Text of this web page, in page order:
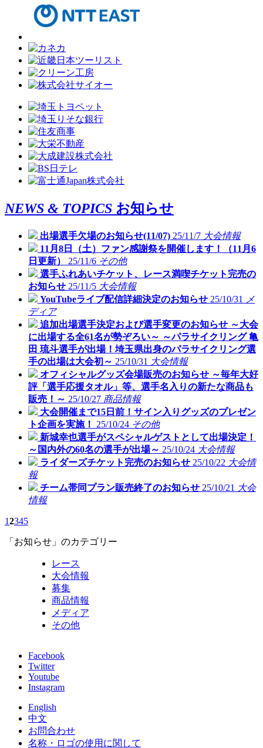
NEWS & TOPICS お知らせ
出場選手欠場のお知らせ(11/07) 25/11/7 大会情報
11月8日（土）ファン感謝祭を開催します！（11月6
日更新）
25/11/6 その他
選手ふれあいチケット、レース満喫チケット完売の
お知らせ 25/11/5 大会情報
YouTubeライブ配信詳細決定のお知らせ 25/10/31
メ
ディア
追加出場選手決定および選手変更のお知らせ ～大会
に出場する全61名が勢ぞろい～ ～パラサイクリング 亀
田 琉斗選手が出場！埼玉県出身のパラサイクリング選
手の出場は大会初～ 25/10/31 大会情報
オフィシャルグッズ会場販売のお知らせ ～毎年大好
評「選手応援タオル」等、選手名入りの新たな商品も
販売！～ 25/10/27 商品情報
大会開催まで15日前！サイン入りグッズのプレゼン
ト企画を実施！
25/10/24 その他
新城幸也選手がスペシャルゲストとして出場決定！
～国内外の60名の選手が出場～ 25/10/24 大会情報
ライダーズチケット完売のお知らせ 25/10/22 大会情
報
チーム帯同プラン販売終了のお知らせ 25/10/21 大会
情報
12345
「お知らせ」のカテゴリー
レース
大会情報
募集
商品情報
メディア
その他
Facebook
Twitter
Youtube
Instagram
English
中文
お問合わせ
名称・ロゴの使用に関して